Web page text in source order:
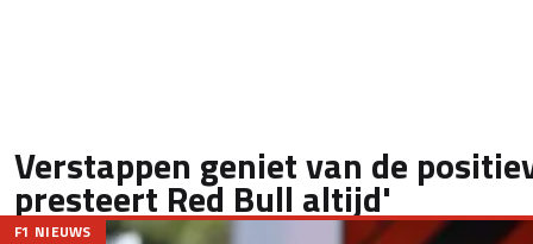
Verstappen geniet van de
presteert Red Bull altijd'
F1 NIEUWS